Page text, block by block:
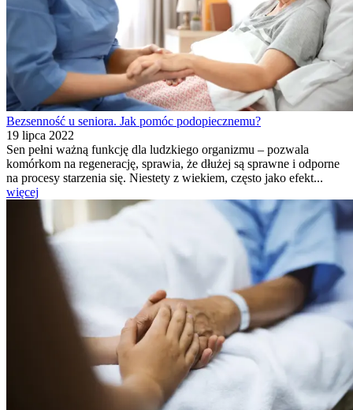
Bezsenność u seniora. Jak pomóc podopiecznemu?
19 lipca 2022
Sen pełni ważną funkcję dla ludzkiego organizmu – pozwala
komórkom na regenerację, sprawia, że dłużej są sprawne i odporne
na procesy starzenia się. Niestety z wiekiem, często jako efekt...
więcej